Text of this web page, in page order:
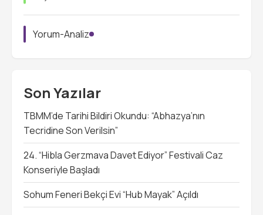
Yorum-Analiz
Son Yazılar
TBMM’de Tarihi Bildiri Okundu: “Abhazya’nın
Tecridine Son Verilsin”
24. “Hibla Gerzmava Davet Ediyor” Festivali Caz
Konseriyle Başladı
Sohum Feneri Bekçi Evi “Hub Mayak” Açıldı